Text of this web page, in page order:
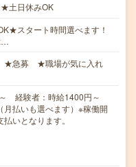
土日休みOK
スタート時間選べます！
★急募 ★職場が気に入れ
経験者：時給1400円～
払いも選べます）※稼働開
いとなります。